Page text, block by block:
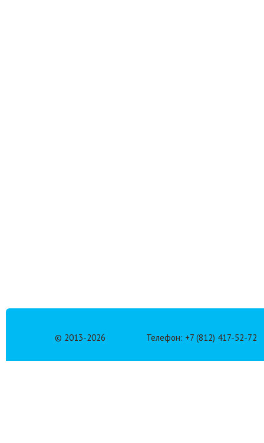
© 2013-2026 Телефон: +7 (812) 417-52-72